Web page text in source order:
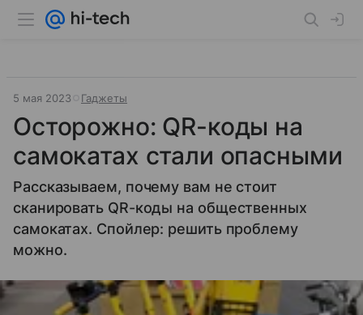
5 мая 2023 Гаджеты
Осторожно: QR-коды на
самокатах стали опасными
Рассказываем, почему вам не стоит
сканировать QR-коды на общественных
самокатах. Спойлер: решить проблему
можно.